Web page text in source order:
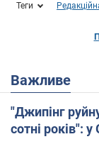
Теги
Важливе
"Джипінг
сотні років":